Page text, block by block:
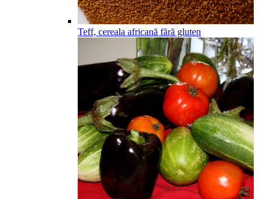
Teff, cereala africană fără gluten